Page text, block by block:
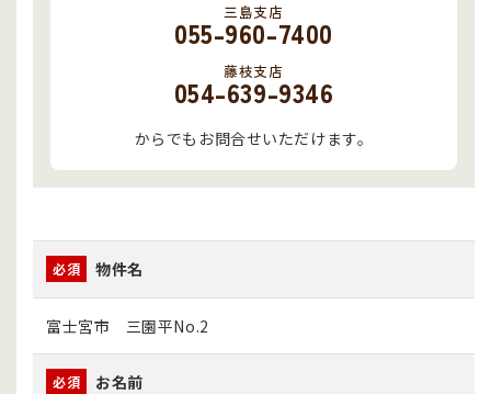
三島支店
055-960-7400
藤枝支店
054-639-9346
からでもお問合せいただけます。
必須 物件名
富士宮市 三園平No.2
必須 お名前